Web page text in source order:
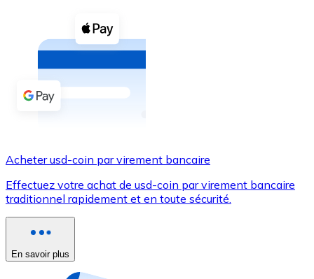
Coupons crypto
Achetez des cryptomonnaies en espèces et d'autres
Acheter avec espèces
Virement SEPA
Utilisez les cartes Visa et Mastercard pour acheter
Acheter avec carte
Nouveau
Acheter usd-coin par virement bancaire
Effectuez votre achat de usd-coin par virement bancaire
traditionnel rapidement et en toute sécurité.
En savoir plus